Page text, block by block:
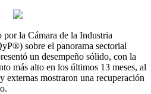
la Cámara de la Industria
sobre el panorama sectorial
un desempeño sólido, con la
más alto en los últimos 13 meses, al
externas mostraron una recuperación